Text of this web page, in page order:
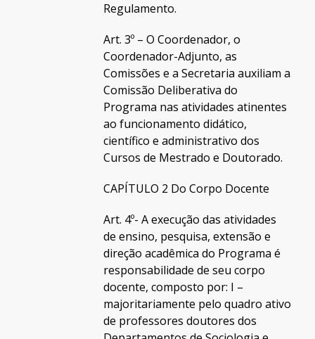
Regulamento.
Art. 3º – O Coordenador, o
Coordenador-Adjunto, as
Comissões e a Secretaria auxiliam a
Comissão Deliberativa do
Programa nas atividades atinentes
ao funcionamento didático,
científico e administrativo dos
Cursos de Mestrado e Doutorado.
CAPÍTULO 2 Do Corpo Docente
Art. 4º- A execução das atividades
de ensino, pesquisa, extensão e
direção acadêmica do Programa é
responsabilidade de seu corpo
docente, composto por: I –
majoritariamente pelo quadro ativo
de professores doutores dos